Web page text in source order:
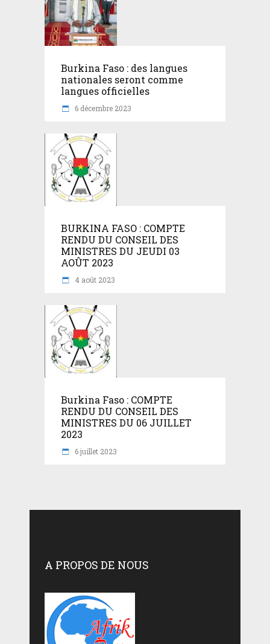
Burkina Faso : des langues
nationales seront comme
langues officielles
6 décembre 2023
BURKINA FASO : COMPTE
RENDU DU CONSEIL DES
MINISTRES DU JEUDI 03
AOÛT 2023
4 août 2023
Burkina Faso : COMPTE
RENDU DU CONSEIL DES
MINISTRES DU 06 JUILLET
2023
6 juillet 2023
A PROPOS DE NOUS